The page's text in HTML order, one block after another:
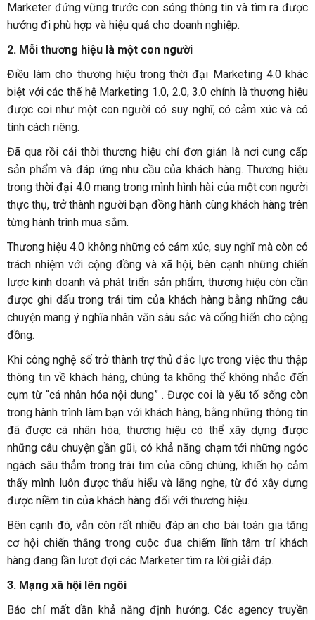
Marketer đứng vững trước con sóng thông tin và tìm ra được
hướng đi phù hợp và hiệu quả cho doanh nghiệp.
2. Mỗi thương hiệu là một con người
Điều làm cho thương hiệu trong thời đại Marketing 4.0 khác
biệt với các thế hệ Marketing 1.0, 2.0, 3.0 chính là thương hiệu
được coi như một con người có suy nghĩ, có cảm xúc và có
tính cách riêng.
Đã qua rồi cái thời thương hiệu chỉ đơn giản là nơi cung cấp
sản phẩm và đáp ứng nhu cầu của khách hàng. Thương hiệu
trong thời đại 4.0 mang trong mình hình hài của một con người
thực thụ, trở thành người bạn đồng hành cùng khách hàng trên
từng hành trình mua sắm.
Thương hiệu 4.0 không những có cảm xúc, suy nghĩ mà còn có
trách nhiệm với cộng đồng và xã hội, bên cạnh những chiến
lược kinh doanh và phát triển sản phẩm, thương hiệu còn cần
được ghi dấu trong trái tim của khách hàng bằng những câu
chuyện mang ý nghĩa nhân văn sâu sắc và cống hiến cho cộng
đồng.
Khi công nghệ số trở thành trợ thủ đắc lực trong việc thu thập
thông tin về khách hàng, chúng ta không thể không nhắc đến
cụm từ “cá nhân hóa nội dung” . Được coi là yếu tố sống còn
trong hành trình làm bạn với khách hàng, bằng những thông tin
đã được cá nhân hóa, thương hiệu có thể xây dựng được
những câu chuyện gần gũi, có khả năng chạm tới những ngóc
ngách sâu thẳm trong trái tim của công chúng, khiến họ cảm
thấy mình luôn được thấu hiểu và lắng nghe, từ đó xây dựng
được niềm tin của khách hàng đối với thương hiệu.
Bên cạnh đó, vẫn còn rất nhiều đáp án cho bài toán gia tăng
cơ hội chiến thắng trong cuộc đua chiếm lĩnh tâm trí khách
hàng đang lần lượt đợi các Marketer tìm ra lời giải đáp.
3. Mạng xã hội lên ngôi
Báo chí mất dần khả năng định hướng. Các agency truyền